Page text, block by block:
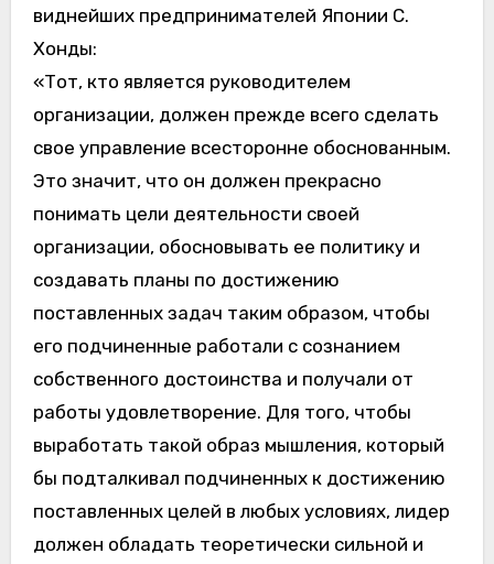
виднейших предпринимателей Японии С.
Хонды:
«Тот, кто является руководителем
организации, должен прежде всего сделать
свое управление всесторонне обоснованным.
Это значит, что он должен прекрасно
понимать цели деятельности своей
организации, обосновывать ее политику и
создавать планы по достижению
поставленных задач таким образом, чтобы
его подчиненные работали с сознанием
собственного достоинства и получали от
работы удовлетворение. Для того, чтобы
выработать такой образ мышления, который
бы подталкивал подчиненных к достижению
поставленных целей в любых условиях, лидер
должен обладать теоретически сильной и